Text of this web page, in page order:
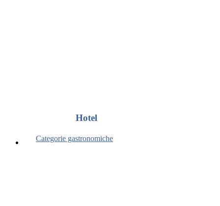
Hotel
Categorie gastronomiche